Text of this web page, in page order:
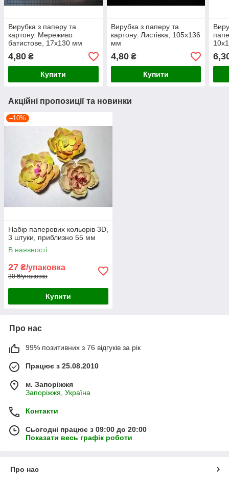
Вирубка з паперу та
картону. Мереживо
батистове, 17х130 мм
4,80 ₴
Купити
Вирубка з паперу та
картону. Листівка, 105х136
мм
4,80₴
Купити
Акційні пропозиції та новинки
–10%
Набір паперових кольорів 3D,
3 штуки, приблизно 55 мм
В наявності
27 ₴/упаковка
30 ₴/упаковка
Купити
Про нас
99% позитивних з 76 відгуків за рік
Працює з 25.08.2010
м. Запоріжжя
Запоріжжя, Україна
Контакти
Сьогодні працює з 09:00 до 20:00
Показати весь графік роботи
Про нас